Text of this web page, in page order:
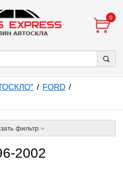
0
FORD
фильтр
2002